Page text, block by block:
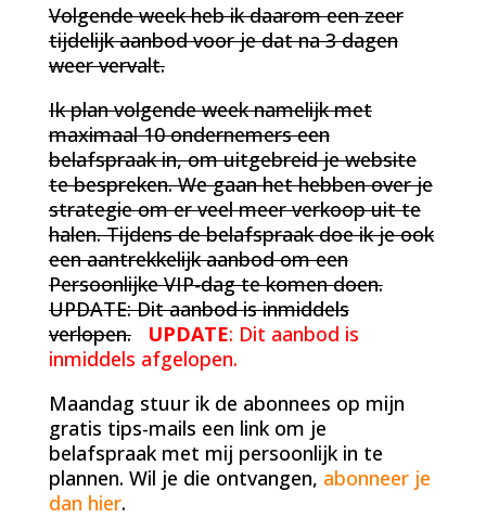
Volgende week heb ik daarom een zeer
tijdelijk aanbod voor je dat na 3 dagen
weer vervalt.
Ik plan volgende week namelijk met
maximaal 10 ondernemers een
belafspraak in, om uitgebreid je website
te bespreken. We gaan het hebben over je
strategie om er veel meer verkoop uit te
halen. Tijdens de belafspraak doe ik je ook
een aantrekkelijk aanbod om een
Persoonlijke VIP-dag te komen doen.
UPDATE: Dit aanbod is inmiddels
verlopen.
UPDATE: Dit aanbod is
inmiddels afgelopen.
Maandag stuur ik de abonnees op mijn
gratis tips-mails een link om je
belafspraak met mij persoonlijk in te
plannen. Wil je die ontvangen, abonneer je
dan hier.